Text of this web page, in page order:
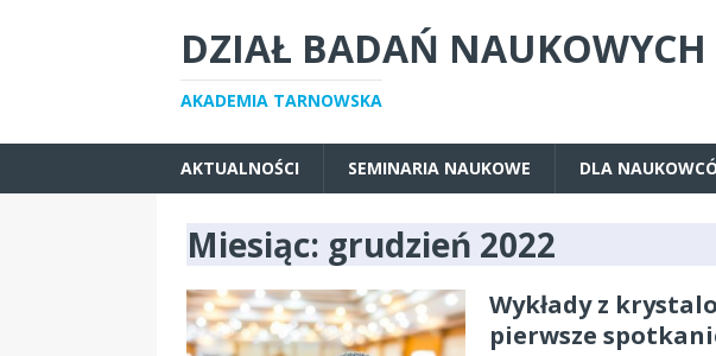
DZIAŁ BADAŃ NAUKOWYCH
AKADEMIA TARNOWSKA
AKTUALNOŚCI SEMINARIA NAUKOWE DLA
Miesiąc: grudzień 2022
Wykłady z
pierwsze